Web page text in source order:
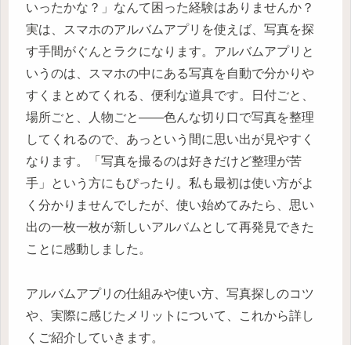
いったかな？」なんて困った経験はありませんか？
実は、スマホのアルバムアプリを使えば、写真を探
す手間がぐんとラクになります。アルバムアプリと
いうのは、スマホの中にある写真を自動で分かりや
すくまとめてくれる、便利な道具です。日付ごと、
場所ごと、人物ごと――色んな切り口で写真を整理
してくれるので、あっという間に思い出が見やすく
なります。「写真を撮るのは好きだけど整理が苦
手」という方にもぴったり。私も最初は使い方がよ
く分かりませんでしたが、使い始めてみたら、思い
出の一枚一枚が新しいアルバムとして再発見できた
ことに感動しました。
アルバムアプリの仕組みや使い方、写真探しのコツ
や、実際に感じたメリットについて、これから詳し
くご紹介していきます。